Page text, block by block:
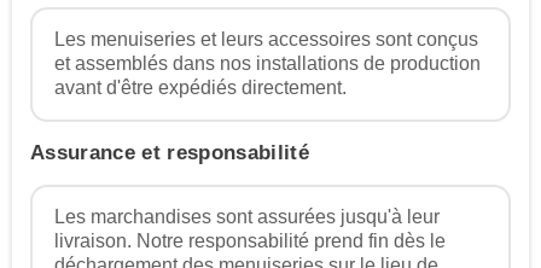
Les menuiseries et leurs accessoires sont conçus
et assemblés dans nos installations de production
avant d'être expédiés directement.
Assurance et responsabilité
Les marchandises sont assurées jusqu'à leur
livraison. Notre responsabilité prend fin dès le